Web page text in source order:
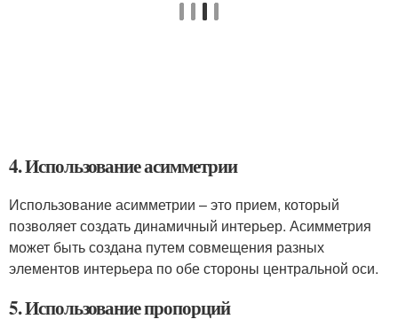
4. Использование асимметрии
Использование асимметрии – это прием, который
позволяет создать динамичный интерьер. Асимметрия
может быть создана путем совмещения разных
элементов интерьера по обе стороны центральной оси.
5. Использование пропорций